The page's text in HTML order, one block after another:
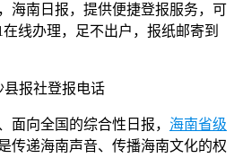
海南日报，提供便捷登报服务，可
在线办理，足不出户，报纸邮寄到
面向全国的综合性日报， 海南省级
传递海南声音、传播海南文化的权